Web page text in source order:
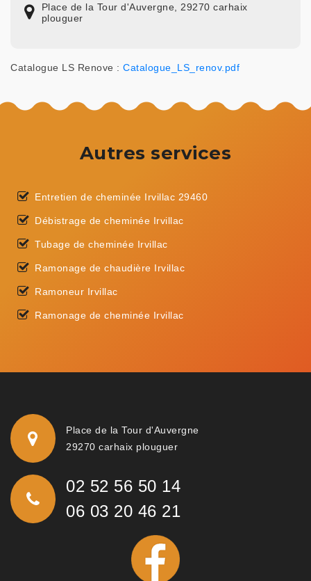
Place de la Tour d'Auvergne, 29270 carhaix
plouguer
Catalogue LS Renove : Catalogue_LS_renov.pdf
Autres services
Entretien de cheminée Irvillac 29460
Débistrage de cheminée Irvillac
Tubage de cheminée Irvillac
Ramonage de chaudière Irvillac
Ramoneur Irvillac
Ramonage de cheminée Irvillac
Place de la Tour d'Auvergne
29270 carhaix plouguer
02 52 56 50 14
06 03 20 46 21